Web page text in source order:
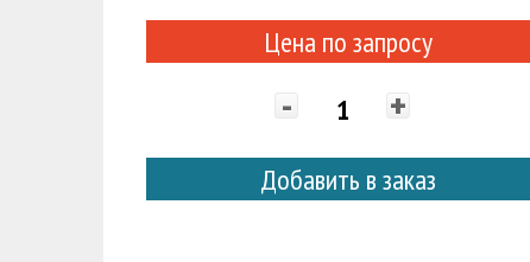
Цена по запросу
- +
Добавить в заказ